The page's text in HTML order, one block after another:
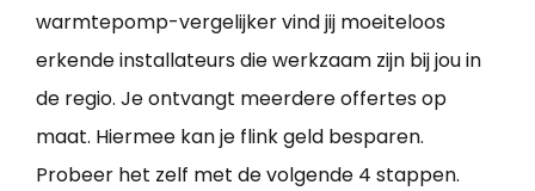
warmtepomp-vergelijker vind jij moeiteloos
erkende installateurs die werkzaam zijn bij jou in
de regio. Je ontvangt meerdere offertes op
maat. Hiermee kan je flink geld besparen.
Probeer het zelf met de volgende 4 stappen.